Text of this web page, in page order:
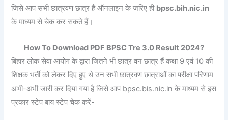
जिसे आप सभी छात्रवण छात्र हैं ऑनलाइन के जरिए ही bpsc.bih.nic.in
के माध्यम से चेक कर सकते हैं।
How To Download PDF BPSC Tre 3.0 Result 2024?
बिहार लोक सेवा आयोग के द्वारा जितने भी छात्र वन छात्र हैं कक्षा 9 एवं 10 की
शिक्षक भर्ती को लेकर दिए हुए थे उन सभी छात्रवण छात्राओं का परीक्षा परिणाम
अभी-अभी जारी कर दिया गया है जिसे आप bpsc.bis.nic.in के माध्यम से इस
प्रकार स्टेप बाय स्टेप चेक करें-